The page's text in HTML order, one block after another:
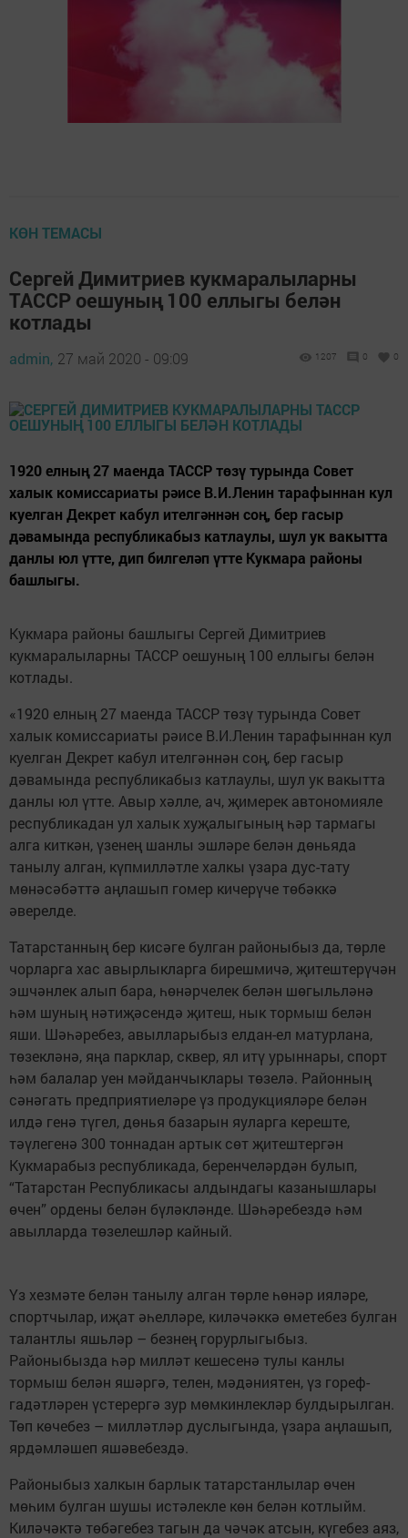
КӨН ТЕМАСЫ
Сергей Димитриев кукмаралыларны
ТАССР оешуның 100 еллыгы белән
котлады
admin, 27 май 2020 - 09:09 1207 0 0
1920 елның 27 маенда ТАССР төзү турында Совет
халык комиссариаты рәисе В.И.Ленин тарафыннан кул
куелган Декрет кабул ителгәннән соң, бер гасыр
дәвамында республикабыз катлаулы, шул ук вакытта
данлы юл үтте, дип билгеләп үтте Кукмара районы
башлыгы.
Кукмара районы башлыгы Сергей Димитриев
кукмаралыларны ТАССР оешуның 100 еллыгы белән
котлады.
«1920 елның 27 маенда ТАССР төзү турында Совет
халык комиссариаты рәисе В.И.Ленин тарафыннан кул
куелган Декрет кабул ителгәннән соң, бер гасыр
дәвамында республикабыз катлаулы, шул ук вакытта
данлы юл үтте. Авыр хәлле, ач, җимерек автономияле
республикадан ул халык хуҗалыгының һәр тармагы
алга киткән, үзенең шанлы эшләре белән дөньяда
танылу алган, күпмилләтле халкы үзара дус-тату
мөнәсәбәттә аңлашып гомер кичерүче төбәккә
әверелде.
Татарстанның бер кисәге булган районыбыз да, төрле
чорларга хас авырлыкларга бирешмичә, җитештерүчән
эшчәнлек алып бара, һөнәрчелек белән шөгыльләнә
һәм шуның нәтиҗәсендә җитеш, нык тормыш белән
яши. Шәһәребез, авылларыбыз елдан-ел матурлана,
төзекләнә, яңа парклар, сквер, ял итү урыннары, спорт
һәм балалар уен мәйданчыклары төзелә. Районның
сәнәгать предприятиеләре үз продукцияләре белән
илдә генә түгел, дөнья базарын яуларга кереште,
тәүлегенә 300 тоннадан артык сөт җитештергән
Кукмарабыз республикада, беренчеләрдән булып,
“Татарстан Республикасы алдындагы казанышлары
өчен” ордены белән бүләкләнде. Шәһәребездә һәм
авылларда төзелешләр кайный.
Үз хезмәте белән танылу алган төрле һөнәр ияләре,
спортчылар, иҗат әһелләре, киләчәккә өметебез булган
талантлы яшьләр – безнең горурлыгыбыз.
Районыбызда һәр милләт кешесенә тулы канлы
тормыш белән яшәргә, телен, мәдәниятен, үз гореф-
гадәтләрен үстерергә зур мөмкинлекләр булдырылган.
Төп көчебез – милләтләр дуслыгында, үзара аңлашып,
ярдәмләшеп яшәвебездә.
Районыбыз халкын барлык татарстанлылар өчен
мөһим булган шушы истәлекле көн белән котлыйм.
Киләчәктә төбәгебез тагын да чәчәк атсын, күгебез аяз,